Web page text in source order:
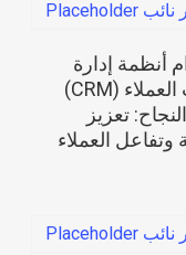
قراءة المزيد
أنظمة إدارة
علاقات العملاء (CRM)
تعزيز
وتفاعل العملاء